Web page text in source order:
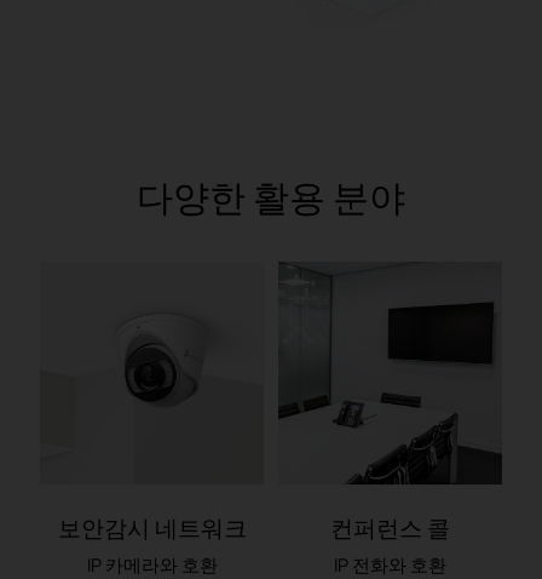
다양한 활용 분야
보안감시 네트워크
IP 카메라와 호환
컨퍼런스 콜
IP 전화와 호환